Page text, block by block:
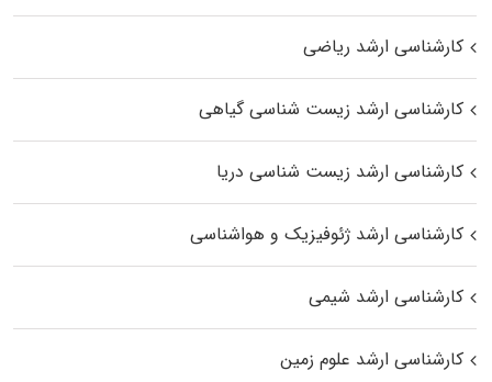
کارشناسی ارشد ریاضی
کارشناسی ارشد زیست‌ شناسی گیاهی
کارشناسی ارشد زیست‌ شناسی دریا
کارشناسی ارشد ژئوفیزیک و هواشناسی
کارشناسی ارشد شیمی
کارشناسی ارشد علوم زمین